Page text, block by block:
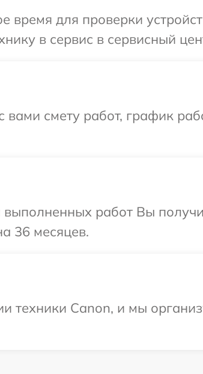
время для проверки
в сервис в сервисный
смету работ, график
работ Вы
36 месяцев.
Canon, и мы